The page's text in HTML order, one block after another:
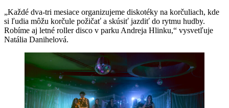
„Každé dva-tri mesiace organizujeme diskotéky na korčuliach, kde
si ľudia môžu korčule požičať a skúsiť jazdiť do rytmu hudby.
Robíme aj letné roller disco v parku Andreja Hlinku,“ vysvetľuje
Natália Danihelová.